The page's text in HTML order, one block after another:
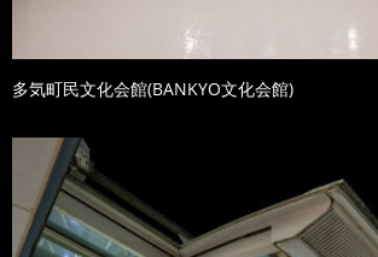
多気町民文化会館(BANKYO文化会館)